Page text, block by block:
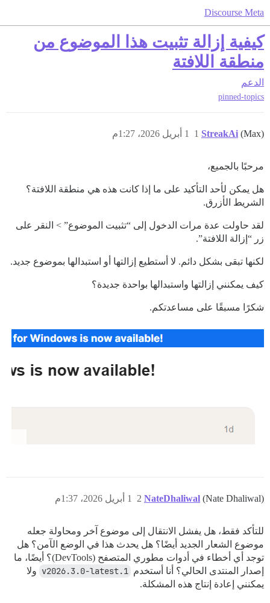
Discourse Meta
كيفية إزالة تثبيت هذا الموضوع من
منطقة اللافتة
الدعم
pinned-topics
StreakAi (Max) 1 أبريل 2026، 1:27م 1
مرحبًا بالجميع،
هل يمكن لأحد التأكيد على ما إذا كانت هذه هي منطقة اللافتة؟
الشريط الأزرق.
لقد حاولت عدة مرات الدخول إلى “تثبيت الموضوع” > النقر على
زر “إزالة اللافتة”.
لكنها تبقى بشكل دائم. لا أستطيع إزالتها أو استبدالها بموضوع جديد.
كيف يمكنني إزالتها واستبدالها بواحدة جديدة؟
شكرًا مسبقًا على مساعدتكم.
NateDhaliwal (Nate Dhaliwal) 1 أبريل 2026، 1:37م 2
للتأكد فقط، هل يفشل الانتقال إلى موضوع آخر ومحاولة جعله
موضوع الشعار الجديد أيضًا؟ هل يحدث هذا في الوضع الآمن؟ هل
توجد أي أخطاء في أدوات مطوري المتصفح (DevTools)؟ أيضًا، ما
إصدار المنتدى الحالي؟ أنا أستخدم v2026.3.0-latest.1 ولا
يمكنني إعادة إنتاج هذه المشكلة.